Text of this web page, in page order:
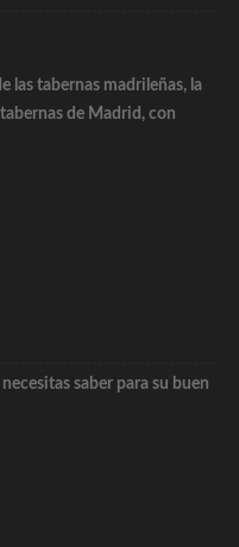
las tabernas madrileñas, la
de Madrid, con
saber para su buen